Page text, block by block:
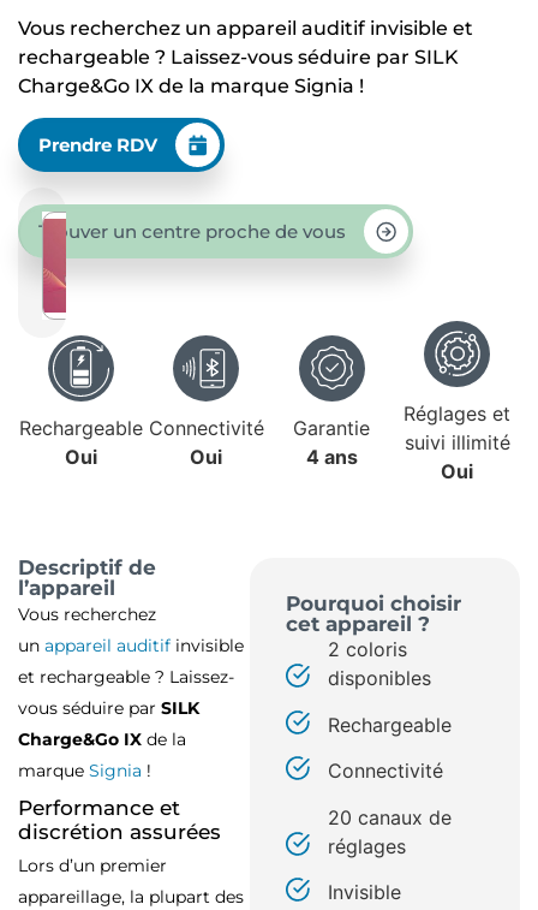
Vous recherchez un appareil auditif invisible et
rechargeable ? Laissez-vous séduire par SILK
Charge&Go IX de la marque Signia !
Prendre RDV
Trouver un centre proche de vous
Rechargeable
Oui
Connectivité
Oui
Garantie
4 ans
Réglages et
suivi illimité
Oui
Descriptif de
l’appareil
Vous recherchez
un appareil auditif invisible
et rechargeable ? Laissez-
vous séduire par SILK
Charge&Go IX de la
marque Signia !
Performance et
discrétion assurées
Lors d’un premier
appareillage, la plupart des
Pourquoi choisir
cet appareil ?
2 coloris
disponibles
Rechargeable
Connectivité
20 canaux de
réglages
Invisible